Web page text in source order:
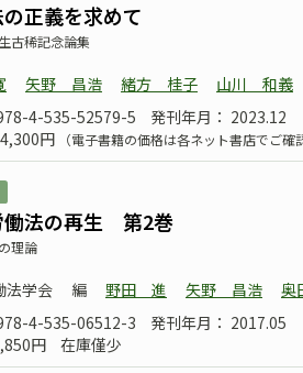
正義を求めて
古稀記念論集
矢野 昌浩 緒方 桂子
山川 和義
4-535-52579-5
発刊年月： 2023.12
円
（電子書籍の価格は各ネット書店でご確
働法の再生 第2巻
理論
法学会 編 野田 進 矢野 昌浩
奥
4-535-06512-3
発刊年月： 2017.05
円
在庫僅少